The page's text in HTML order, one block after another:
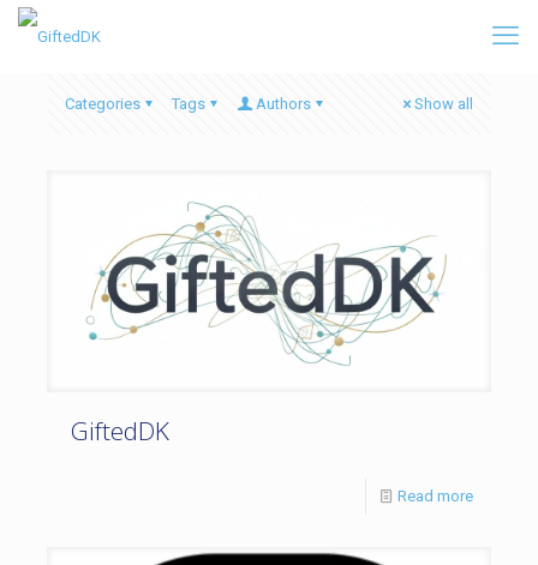
Categories Tags Authors Show all
GiftedDK
Read more